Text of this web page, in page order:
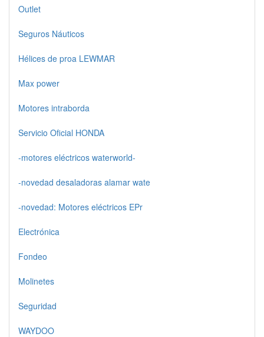
Outlet
Seguros Náuticos
Hélices de proa LEWMAR
Max power
Motores intraborda
Servicio Oficial HONDA
-motores eléctricos waterworld-
-novedad desaladoras alamar wate
-novedad: Motores eléctricos EPr
Electrónica
Fondeo
Molinetes
Seguridad
WAYDOO